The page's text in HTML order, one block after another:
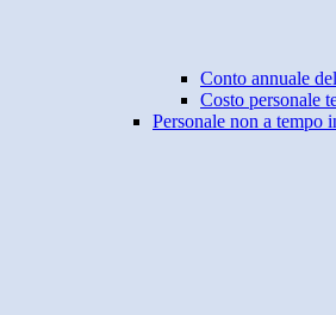
Conto annuale
Costo personale
Personale non a tempo